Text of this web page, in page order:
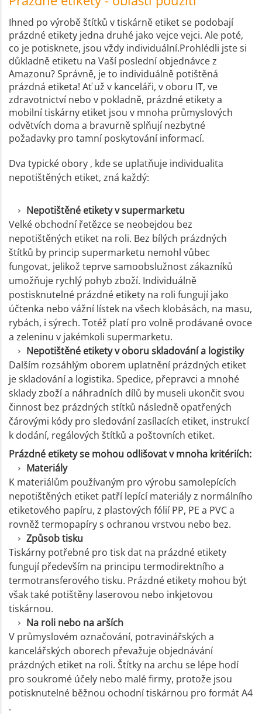
Ihned po výrobě štítků v tiskárně etiket se podobají
prázdné etikety jedna druhé jako vejce vejci. Ale poté,
co je potisknete, jsou vždy individuální.Prohlédli jste si
důkladně etiketu na Vaší poslední objednávce z
Amazonu? Správně, je to individuálně potištěná
prázdná etiketa! Ať už v kanceláři, v oboru IT, ve
zdravotnictví nebo v pokladně, prázdné etikety a
mobilní tiskárny etiket jsou v mnoha průmyslových
odvětvích doma a bravurně splňují nezbytné
požadavky pro tamní poskytování informací.
Dva typické obory , kde se uplatňuje individualita
nepotištěných etiket, zná každý:
Nepotištěné etikety v supermarketu
Velké obchodní řetězce se neobejdou bez
nepotištěných etiket na roli. Bez bílých prázdných
štítků by princip supermarketu nemohl vůbec
fungovat, jelikož teprve samoobslužnost zákazníků
umožňuje rychlý pohyb zboží. Individuálně
postisknutelné prázdné etikety na roli fungují jako
účtenka nebo vážní lístek na všech klobásách, na masu,
rybách, i sýrech. Totéž platí pro volně prodávané ovoce
a zeleninu v jakémkoli supermarketu.
Nepotištěné etikety v oboru skladování a logistiky
Dalším rozsáhlým oborem uplatnění prázdných etiket
je skladování a logistika. Spedice, přepravci a mnohé
sklady zboží a náhradních dílů by museli ukončit svou
činnost bez prázdných stítků následně opatřených
čárovými kódy pro sledování zasílacích etiket, instrukcí
k dodání, regálových štítků a poštovních etiket.
Prázdné etikety se mohou odlišovat v mnoha kritériích:
Materiály
K materiálům používaným pro výrobu samolepících
nepotištěných etiket patří lepící materiály z normálního
etiketového papíru, z plastových fólií PP, PE a PVC a
rovněž termopapíry s ochranou vrstvou nebo bez.
Způsob tisku
Tiskárny potřebné pro tisk dat na prázdné etikety
fungují především na principu termodirektního a
termotransferového tisku. Prázdné etikety mohou být
však také potištěny laserovou nebo inkjetovou
tiskárnou.
Na roli nebo na arších
V průmyslovém označování, potravinářských a
kancelářských oborech převažuje objednávání
prázdných etiket na roli. Štítky na archu se lépe hodí
pro soukromé účely nebo malé firmy, protože jsou
potisknutelné běžnou ochodní tiskárnou pro formát A4
.